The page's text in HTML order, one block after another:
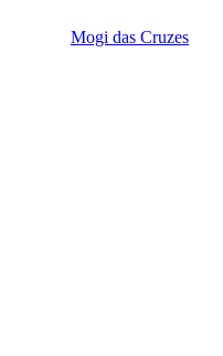
Mogi das Cruzes